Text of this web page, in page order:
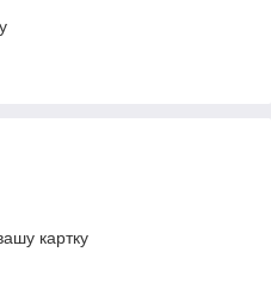
картку